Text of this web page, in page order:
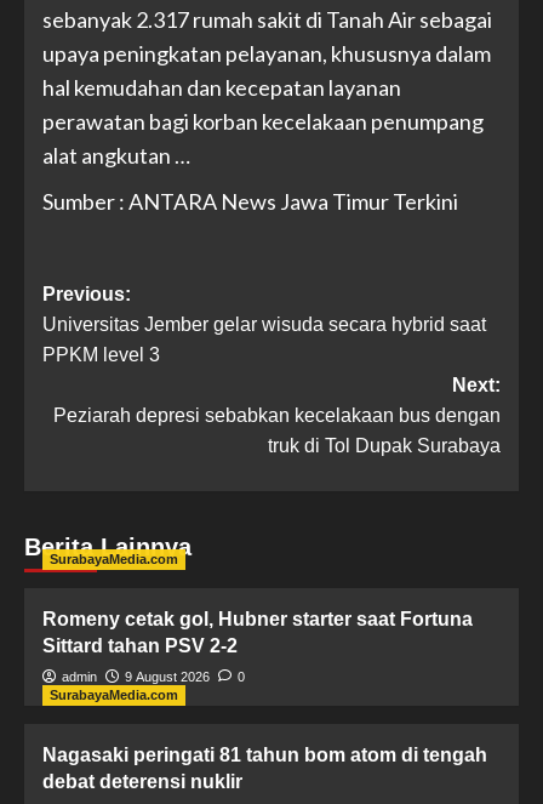
sebanyak 2.317 rumah sakit di Tanah Air sebagai
upaya peningkatan pelayanan, khususnya dalam
hal kemudahan dan kecepatan layanan
perawatan bagi korban kecelakaan penumpang
alat angkutan …
Sumber : ANTARA News Jawa Timur Terkini
Previous:
Universitas Jember gelar wisuda secara hybrid saat
PPKM level 3
Next:
Peziarah depresi sebabkan kecelakaan bus dengan
truk di Tol Dupak Surabaya
Berita Lainnya
SurabayaMedia.com
Romeny cetak gol, Hubner starter saat Fortuna
Sittard tahan PSV 2-2
admin 9 August 2026
0
SurabayaMedia.com
Nagasaki peringati 81 tahun bom atom di tengah
debat deterensi nuklir